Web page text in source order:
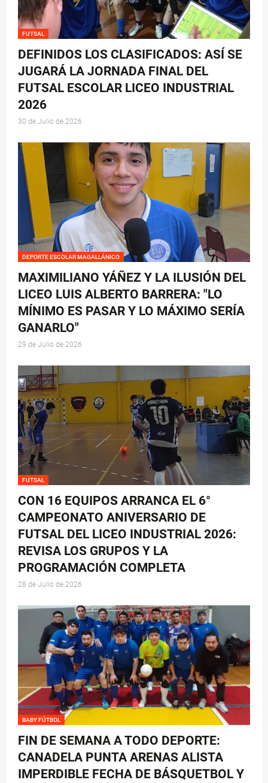
FUTSAL
DEFINIDOS LOS CLASIFICADOS: ASÍ SE
JUGARÁ LA JORNADA FINAL DEL
FUTSAL ESCOLAR LICEO INDUSTRIAL
2026
30 de Julio de 2026
DEPORTE ESCOLAR MAGALLÁNICO
MAXIMILIANO YÁÑEZ Y LA ILUSIÓN DEL
LICEO LUIS ALBERTO BARRERA: "LO
MÍNIMO ES PASAR Y LO MÁXIMO SERÍA
GANARLO"
29 de Julio de 2026
FUTSAL
CON 16 EQUIPOS ARRANCA EL 6°
CAMPEONATO ANIVERSARIO DE
FUTSAL DEL LICEO INDUSTRIAL 2026:
REVISA LOS GRUPOS Y LA
PROGRAMACIÓN COMPLETA
28 de Julio de 2026
BABY FÚTBOL
FIN DE SEMANA A TODO DEPORTE:
CANADELA PUNTA ARENAS ALISTA
IMPERDIBLE FECHA DE BÁSQUETBOL Y